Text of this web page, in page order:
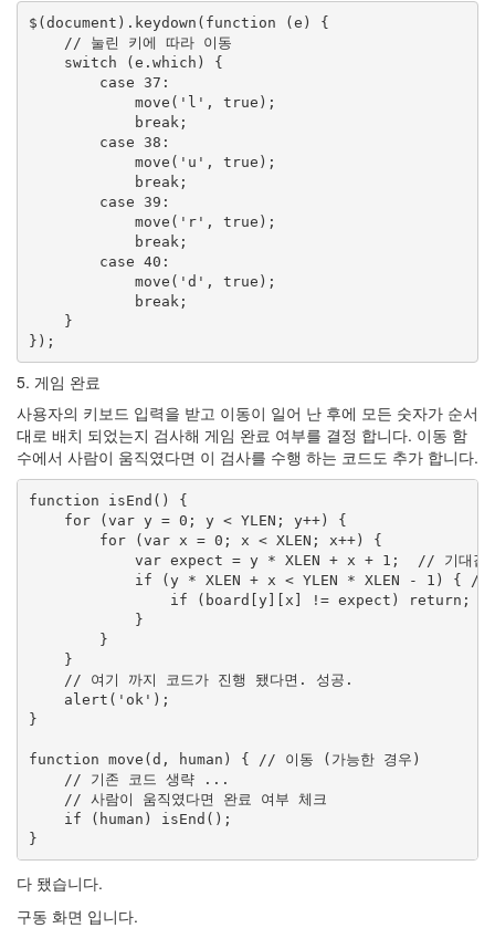
$(document).keydown(function (e) {
    // 눌린 키에 따라 이동
    switch (e.which) {
        case 37:
            move('l', true);
            break;
        case 38:
            move('u', true);
            break;
        case 39:
            move('r', true);
            break;
        case 40:
            move('d', true);
            break;
    }
});
5. 게임 완료
사용자의 키보드 입력을 받고 이동이 일어 난 후에 모든 숫자가 순서
대로 배치 되었는지 검사해 게임 완료 여부를 결정 합니다. 이동 함
수에서 사람이 움직였다면 이 검사를 수행 하는 코드도 추가 합니다.
function isEnd() {
    for (var y = 0; y < YLEN; y++) {
        for (var x = 0; x < XLEN; x++) {
            var expect = y * XLEN + x + 1;  // 기대값
if (y * XLEN + x < YLEN * XLEN - 1) { //
if (board[y][x] != expect) return; //
            }
        }
    }
    // 여기 까지 코드가 진행 됐다면. 성공.
    alert('ok');
}
function move(d, human) { // 이동 (가능한 경우)
    // 기존 코드 생략 ...
    // 사람이 움직였다면 완료 여부 체크
    if (human) isEnd();
}
다 됐습니다.
구동 화면 입니다.